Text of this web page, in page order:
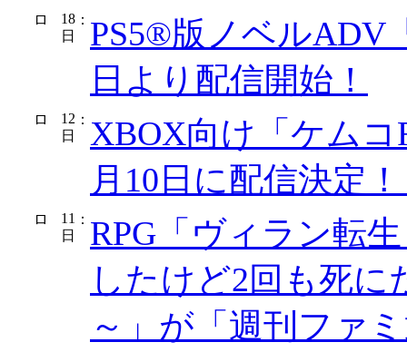
18
日
： PS5®版ノベルADV
日より配信開始！
12
日
： XBOX向け「ケムコ
月10日に配信決定
11
日
： RPG「ヴィラン転
したけど2回も死
～」が「週刊ファ